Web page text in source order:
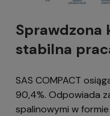
Sprawdzona
stabilna
SAS COMPACT
90,4%. Odpowiada
spalinowymi w